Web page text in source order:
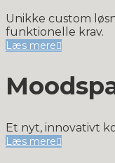
Unikke custom
funktionelle krav.
Læs mere
Et nyt, innovativt
Læs mere